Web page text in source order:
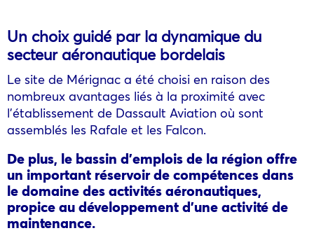
Un choix guidé par la dynamique du
secteur aéronautique bordelais
Le site de Mérignac a été choisi en raison des
nombreux avantages liés à la proximité avec
l’établissement de Dassault Aviation où sont
assemblés les Rafale et les Falcon.
De plus, le bassin d’emplois de la région offre
un important réservoir de compétences dans
le domaine des activités aéronautiques,
propice au développement d’une activité de
maintenance.